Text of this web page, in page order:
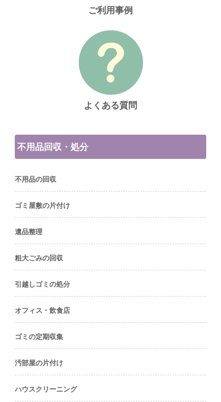
ご利用事例
よくある質問
不用品回収・処分
不用品の回収
ゴミ屋敷の片付け
遺品整理
粗大ごみの回収
引越しゴミの処分
オフィス・飲食店
ゴミの定期収集
汚部屋の片付け
ハウスクリーニング